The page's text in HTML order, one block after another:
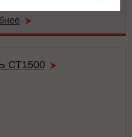
СТ1500